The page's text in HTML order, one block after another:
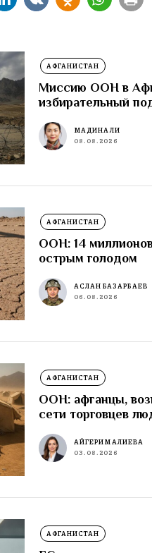
АФГАНИСТАН
Миссию ООН в
избирательный
МАДИНА ЛИ
08.08.2026
АФГАНИСТАН
ООН: 14
острым голодом
АСЛАН БАЗАРБАЕВ
06.08.2026
АФГАНИСТАН
ООН: афганцы,
сети торговцев
АЙГЕРИМ АЛИЕВА
03.08.2026
АФГАНИСТАН